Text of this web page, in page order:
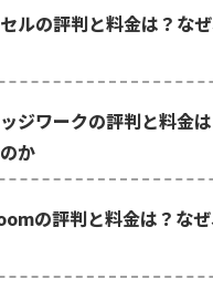
ルの評判と料金は？な
ジワークの評判と料金
か
の評判と料金は？な